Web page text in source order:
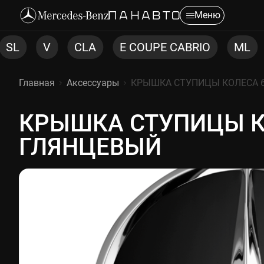
Меню
E COUPE CABRIO ML CLS C
Главная Аксессуары КРЫШКА СТУПИЦЫ КОЛЕСА
КРЫШКА СТУПИЦЫ
КРЫШКА СТУПИЦЫ
ГЛЯНЦЕВЫЙ